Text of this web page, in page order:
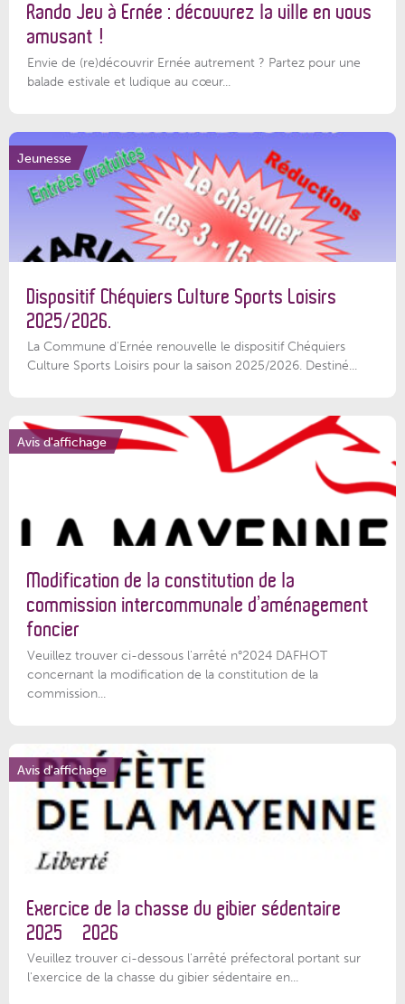
Rando Jeu à Ernée : découvrez la ville en vous
amusant !
Envie de (re)découvrir Ernée autrement ? Partez pour une
balade estivale et ludique au cœur...
Jeunesse
Dispositif Chéquiers Culture Sports Loisirs
2025/2026.
La Commune d'Ernée renouvelle le dispositif Chéquiers
Culture Sports Loisirs pour la saison 2025/2026. Destiné...
Avis d'affichage
Modification de la constitution de la
commission intercommunale d’aménagement
foncier
Veuillez trouver ci-dessous l'arrêté n°2024 DAFHOT
concernant la modification de la constitution de la
commission...
Avis d'affichage
Exercice de la chasse du gibier sédentaire
2025 – 2026
Veuillez trouver ci-dessous l'arrêté préfectoral portant sur
l'exercice de la chasse du gibier sédentaire en...